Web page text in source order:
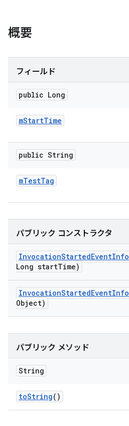
概要
フィールド
public Long
mStartTime
public String
mTestTag
パブリック コンストラクタ
InvocationStartedEventInfo
Long startTime)
InvocationStartedEventInfo
Object)
パブリック メソッド
String
toString()